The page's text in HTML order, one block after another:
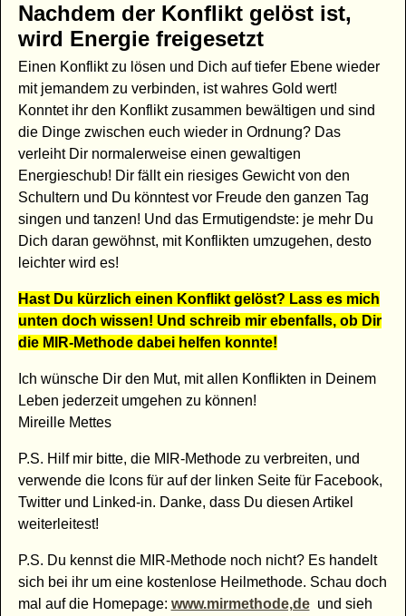
Nachdem der Konflikt gelöst ist,
wird Energie freigesetzt
Einen Konflikt zu lösen und Dich auf tiefer Ebene wieder
mit jemandem zu verbinden, ist wahres Gold wert!
Konntet ihr den Konflikt zusammen bewältigen und sind
die Dinge zwischen euch wieder in Ordnung? Das
verleiht Dir normalerweise einen gewaltigen
Energieschub! Dir fällt ein riesiges Gewicht von den
Schultern und Du könntest vor Freude den ganzen Tag
singen und tanzen! Und das Ermutigendste: je mehr Du
Dich daran gewöhnst, mit Konflikten umzugehen, desto
leichter wird es!
Hast Du kürzlich einen Konflikt gelöst? Lass es mich
unten doch wissen! Und schreib mir ebenfalls, ob Dir
die MIR-Methode dabei helfen konnte!
Ich wünsche Dir den Mut, mit allen Konflikten in Deinem
Leben jederzeit umgehen zu können!
Mireille Mettes
P.S. Hilf mir bitte, die MIR-Methode zu verbreiten, und
verwende die Icons für auf der linken Seite für Facebook,
Twitter und Linked-in. Danke, dass Du diesen Artikel
weiterleitest!
P.S. Du kennst die MIR-Methode noch nicht? Es handelt
sich bei ihr um eine kostenlose Heilmethode. Schau doch
mal auf die Homepage: www.mirmethode,deund sieh